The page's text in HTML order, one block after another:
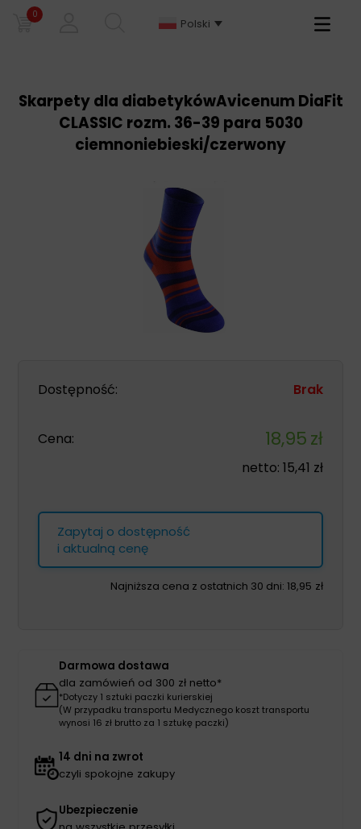
0
Polski
Primary
Skarpety dla diabetykówAvicenum DiaFit
CLASSIC rozm. 36-39 para 5030
ciemnoniebieski/czerwony
Dostępność: Brak
Cena: 18,95zł
netto: 15,41 zł
Zapytaj o dostępność
i aktualną cenę
Najniższa cena z ostatnich 30 dni: 18,95 zł
Darmowa dostawa
dla zamówień od 300 zł netto*
*Dotyczy 1 sztuki paczki kurierskiej
(W przypadku transportu Medycznego koszt transportu
wynosi 16 zł brutto za 1 sztukę paczki)
14 dni na zwrot
czyli spokojne zakupy
Ubezpieczenie